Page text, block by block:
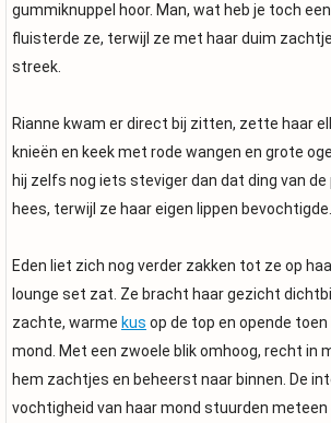
gummiknuppel hoor. Man, wat heb je toch
fluisterde ze, terwijl ze met haar duim
streek.
Rianne kwam er direct bij zitten, zette haar
knieën en keek met rode wangen en grote
hij zelfs nog iets steviger dan dat ding van
hees, terwijl ze haar eigen lippen bevochtigde.
Eden liet zich nog verder zakken tot ze op
lounge set zat. Ze bracht haar gezicht
zachte, warme kus op de top en opende
mond. Met een zwoele blik omhoog, recht in
hem zachtjes en beheerst naar binnen. De
vochtigheid van haar mond stuurden meteen